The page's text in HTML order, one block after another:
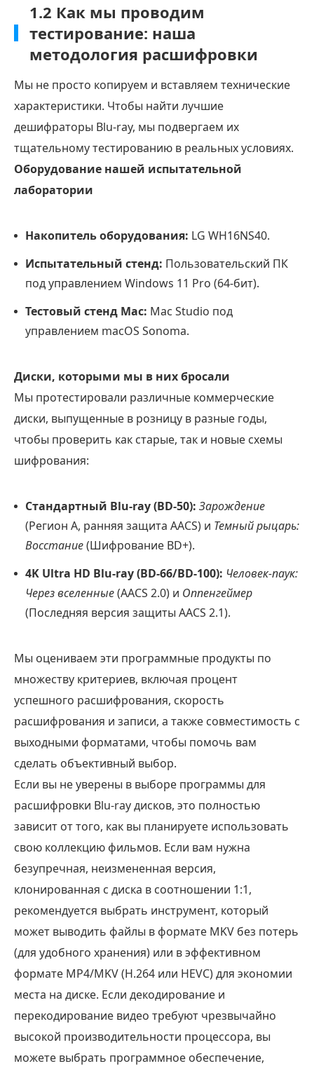
1.2 Как мы проводим
тестирование: наша
методология расшифровки
Мы не просто копируем и вставляем технические
характеристики. Чтобы найти лучшие
дешифраторы Blu-ray, мы подвергаем их
тщательному тестированию в реальных условиях.
Оборудование нашей испытательной
лаборатории
Накопитель оборудования: LG WH16NS40.
Испытательный стенд: Пользовательский ПК
под управлением Windows 11 Pro (64-бит).
Тестовый стенд Mac: Mac Studio под
управлением macOS Sonoma.
Диски, которыми мы в них бросали
Мы протестировали различные коммерческие
диски, выпущенные в розницу в разные годы,
чтобы проверить как старые, так и новые схемы
шифрования:
Стандартный Blu-ray (BD-50): Зарождение
(Регион А, ранняя защита AACS) и Темный рыцарь:
Восстание(Шифрование BD+).
4K Ultra HD Blu-ray (BD-66/BD-100): Человек-паук:
Через вселенные(AACS 2.0) и Оппенгеймер
(Последняя версия защиты AACS 2.1).
Мы оцениваем эти программные продукты по
множеству критериев, включая процент
успешного расшифрования, скорость
расшифрования и записи, а также совместимость с
выходными форматами, чтобы помочь вам
сделать объективный выбор.
Если вы не уверены в выборе программы для
расшифровки Blu-ray дисков, это полностью
зависит от того, как вы планируете использовать
свою коллекцию фильмов. Если вам нужна
безупречная, неизмененная версия,
клонированная с диска в соотношении 1:1,
рекомендуется выбрать инструмент, который
может выводить файлы в формате MKV без потерь
(для удобного хранения) или в эффективном
формате MP4/MKV (H.264 или HEVC) для экономии
места на диске. Если декодирование и
перекодирование видео требуют чрезвычайно
высокой производительности процессора, вы
можете выбрать программное обеспечение,